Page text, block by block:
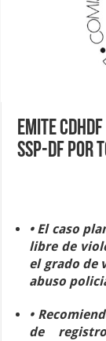
Emite
SSP-DF
• El caso
libre de
el grado de
abuso
•
de